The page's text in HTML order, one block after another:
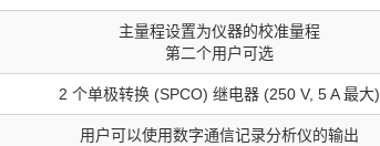
主量程设置为仪器的校准量程
第二个用户可选
2 个单极转换 (SPCO) 继电器 (250 V, 5 A 最大)
用户可以使用数字通信记录分析仪的输出